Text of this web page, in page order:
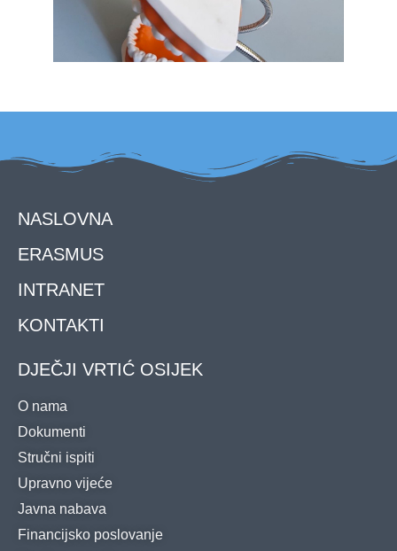
NASLOVNA
ERASMUS
INTRANET
KONTAKTI
DJEČJI VRTIĆ OSIJEK
O nama
Dokumenti
Stručni ispiti
Upravno vijeće
Javna nabava
Financijsko poslovanje